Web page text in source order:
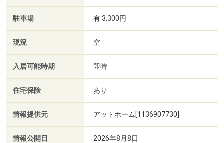
駐車場 有 3,300円
現況 空
入居可能時期 即時
住宅保険 あり
情報提供元 アットホーム[1136907730]
情報公開日 2026年8月8日